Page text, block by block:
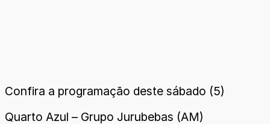
Confira a programação deste sábado (5)
Quarto Azul – Grupo Jurubebas (AM)